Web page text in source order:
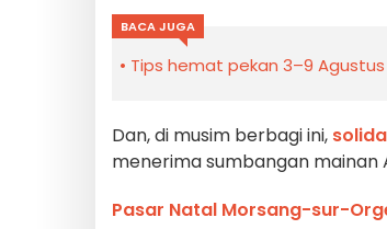
BACA JUGA
Tips hemat pekan 3–9
Dan, di musim berbagi ini,
menerima sumbangan mainan
Pasar Natal Morsang-sur-